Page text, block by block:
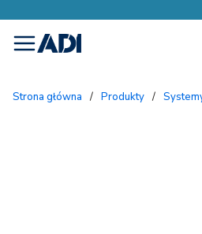
menu
Strona główna / Produkty /